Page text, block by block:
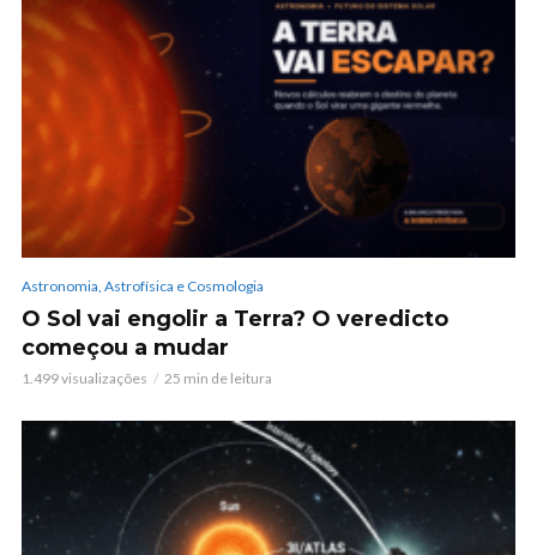
Astronomia, Astrofísica e Cosmologia
O Sol vai engolir a Terra? O veredicto
começou a mudar
1.499 visualizações 25 min de leitura